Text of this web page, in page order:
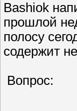
Bashiok
прошлой
полосу
содержит
Вопрос: